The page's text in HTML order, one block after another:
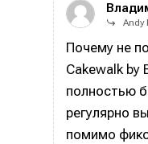
Andy
Почему не
Cakewalk by
полностью
регулярно
помимо